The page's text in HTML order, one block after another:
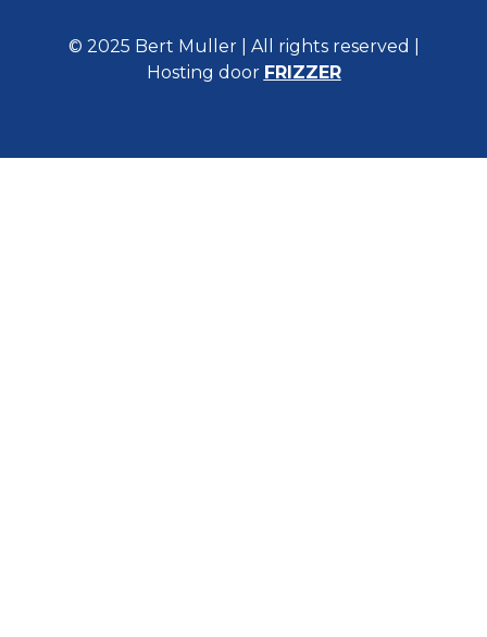
© 2025 Bert Muller | All rights reserved |
Hosting door FRIZZER